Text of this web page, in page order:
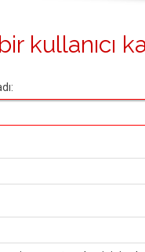
kullanıcı